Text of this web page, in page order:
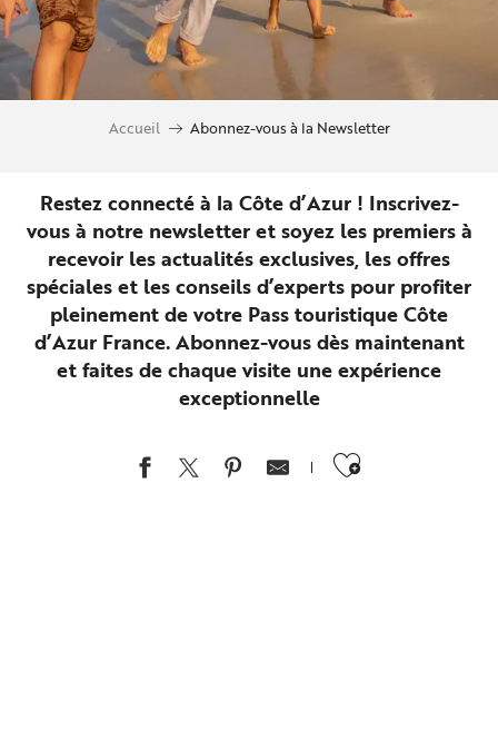
Accueil Abonnez-vous à la Newsletter
Restez connecté à la Côte d’Azur ! Inscrivez-
vous à notre newsletter et soyez les premiers à
recevoir les actualités exclusives, les offres
spéciales et les conseils d’experts pour profiter
pleinement de votre Pass touristique Côte
d’Azur France. Abonnez-vous dès maintenant
et faites de chaque visite une expérience
exceptionnelle
Ajouter